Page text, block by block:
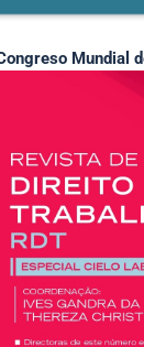
Mundial